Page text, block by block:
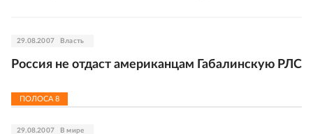
29.08.2007 Власть
Россия не отдаст американцам Габалинскую РЛС
ПОЛОСА 8
29.08.2007 В мире